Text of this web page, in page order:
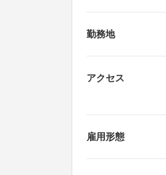
勤務地
アクセス
雇用形態